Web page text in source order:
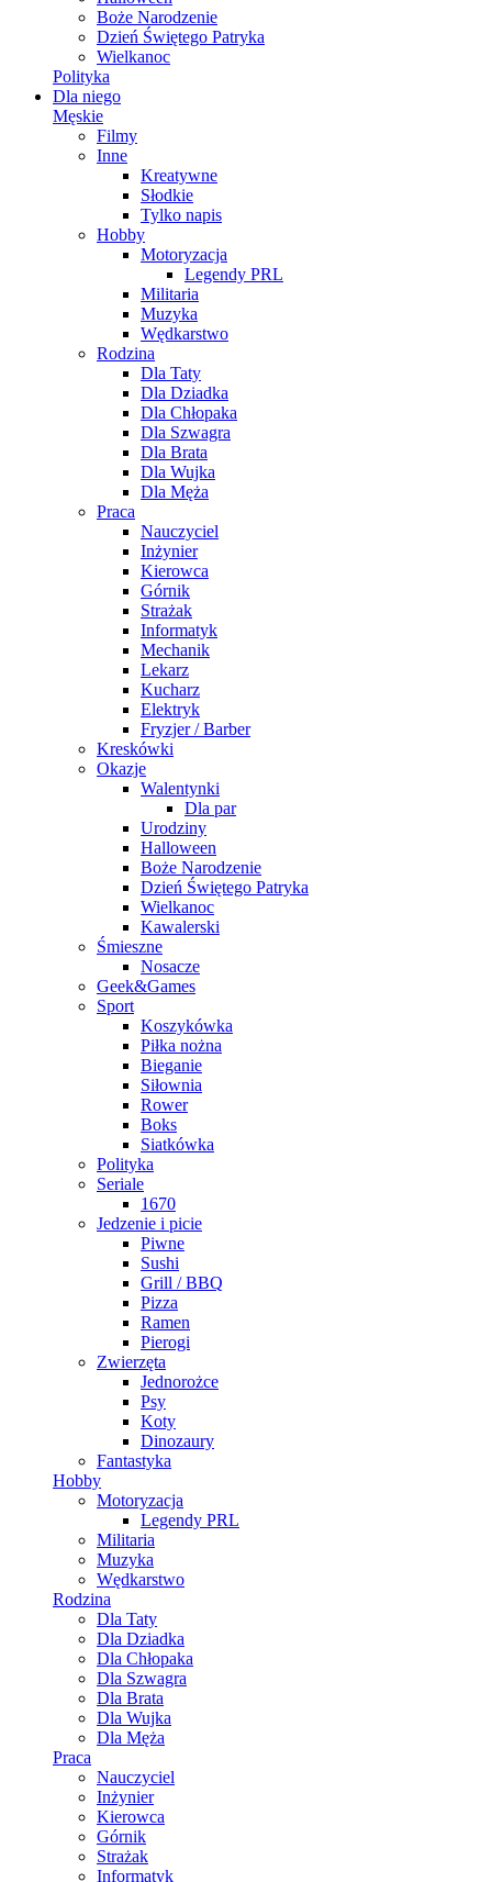
Boże Narodzenie
Dzień Świętego Patryka
Wielkanoc
Polityka
Dla niego
Męskie
Filmy
Inne
Kreatywne
Słodkie
Tylko napis
Hobby
Motoryzacja
Legendy PRL
Militaria
Muzyka
Wędkarstwo
Rodzina
Dla Taty
Dla Dziadka
Dla Chłopaka
Dla Szwagra
Dla Brata
Dla Wujka
Dla Męża
Praca
Nauczyciel
Inżynier
Kierowca
Górnik
Strażak
Informatyk
Mechanik
Lekarz
Kucharz
Elektryk
Fryzjer / Barber
Kreskówki
Okazje
Walentynki
Dla par
Urodziny
Halloween
Boże Narodzenie
Dzień Świętego Patryka
Wielkanoc
Kawalerski
Śmieszne
Nosacze
Geek&Games
Sport
Koszykówka
Piłka nożna
Bieganie
Siłownia
Rower
Boks
Siatkówka
Polityka
Seriale
1670
Jedzenie i picie
Piwne
Sushi
Grill / BBQ
Pizza
Ramen
Pierogi
Zwierzęta
Jednorożce
Psy
Koty
Dinozaury
Fantastyka
Hobby
Motoryzacja
Legendy PRL
Militaria
Muzyka
Wędkarstwo
Rodzina
Dla Taty
Dla Dziadka
Dla Chłopaka
Dla Szwagra
Dla Brata
Dla Wujka
Dla Męża
Praca
Nauczyciel
Inżynier
Kierowca
Górnik
Strażak
Informatyk